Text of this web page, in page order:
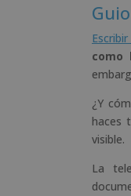
como
¿Y
haces
visible.
La